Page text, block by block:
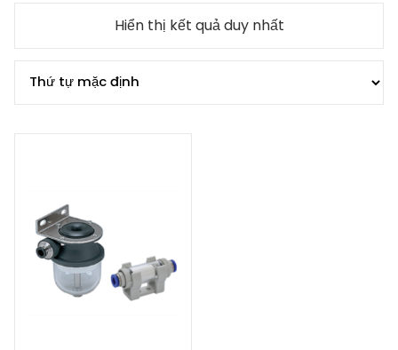
Hiển thị kết quả duy nhất